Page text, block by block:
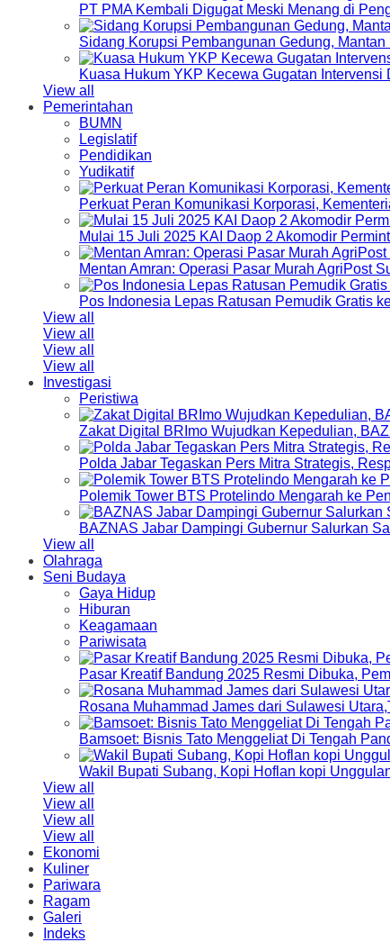
PT PMA Kembali Digugat Meski Menang di
Sidang Korupsi Pembangunan Gedung,
Kuasa Hukum YKP Kecewa Gugatan Intervensi
View all
Pemerintahan
BUMN
Legislatif
Pendidikan
Yudikatif
Perkuat Peran Komunikasi Korporasi,
Mulai 15 Juli 2025 KAI Daop 2 Akomodir
Mentan Amran: Operasi Pasar Murah AgriPost
Pos Indonesia Lepas Ratusan Pemudik Gratis
View all
View all
View all
View all
Investigasi
Peristiwa
Zakat Digital BRImo Wujudkan Kepedulian,
Polda Jabar Tegaskan Pers Mitra Strategis,
Polemik Tower BTS Protelindo Mengarah ke
BAZNAS Jabar Dampingi Gubernur Salurkan
View all
Olahraga
Seni Budaya
Gaya Hidup
Hiburan
Keagamaan
Pariwisata
Pasar Kreatif Bandung 2025 Resmi Dibuka,
Rosana Muhammad James dari Sulawesi
Bamsoet: Bisnis Tato Menggeliat Di Tengah
Wakil Bupati Subang, Kopi Hoflan kopi
View all
View all
View all
View all
Ekonomi
Kuliner
Pariwara
Ragam
Galeri
Indeks